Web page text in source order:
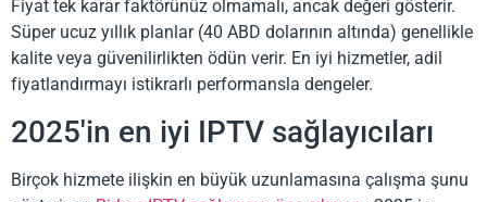
Fiyat tek karar faktörünüz olmamalı, ancak değeri gösterir.
Süper ucuz yıllık planlar (40 ABD dolarının altında) genellikle
kalite veya güvenilirlikten ödün verir. En iyi hizmetler, adil
fiyatlandırmayı istikrarlı performansla dengeler.
2025'in en iyi IPTV sağlayıcıları
Birçok hizmete ilişkin en büyük uzunlamasına çalışma şunu